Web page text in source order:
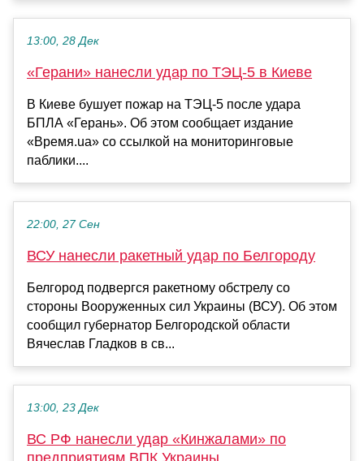
13:00, 28 Дек
«Герани» нанесли удар по ТЭЦ-5 в Киеве
В Киеве бушует пожар на ТЭЦ-5 после удара
БПЛА «Герань». Об этом сообщает издание
«Время.ua» со ссылкой на мониторинговые
паблики....
22:00, 27 Сен
ВСУ нанесли ракетный удар по Белгороду
Белгород подвергся ракетному обстрелу со
стороны Вооруженных сил Украины (ВСУ). Об этом
сообщил губернатор Белгородской области
Вячеслав Гладков в св...
13:00, 23 Дек
ВС РФ нанесли удар «Кинжалами» по
предприятиям ВПК Украины